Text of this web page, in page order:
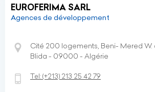
EUROFERIMA SARL
Agences de développement
Cité 200 logements, Beni- Mered W.
Blida - 09000 - Algérie
Tel:(+213) 213 25 42 79